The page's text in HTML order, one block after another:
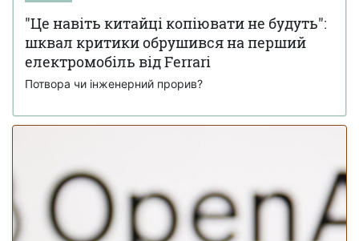
18 листопада 17:34 Кінець епохи: Ford Focus зняли з
виробництва після 27 років на ринку (фото)
"Це навіть китайці копіювати не будуть":
шквал критики обрушився на перший
електромобіль від Ferrari
Потвора чи інженерний прорив?